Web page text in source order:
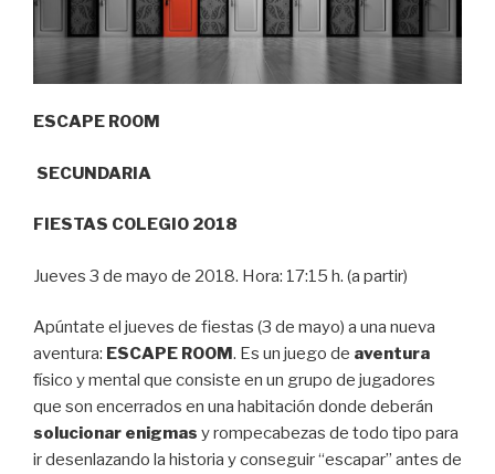
ESCAPE ROOM
SECUNDARIA
FIESTAS COLEGIO 2018
Jueves 3 de mayo de 2018. Hora: 17:15 h. (a partir)
Apúntate el jueves de fiestas (3 de mayo) a una nueva
aventura: ESCAPE ROOM . Es un juego de aventura
físico y mental que consiste en un grupo de jugadores
que son encerrados en una habitación donde deberán
solucionar enigmas y rompecabezas de todo tipo para
ir desenlazando la historia y conseguir “escapar” antes de